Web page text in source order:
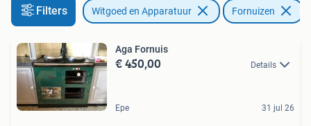
Filters Witgoed en Apparatuur Fornuizen
Aga Fornuis
€ 450,00 Details
Epe 31 jul 26